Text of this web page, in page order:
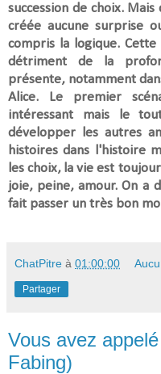
succession de choix. Mais
créée aucune surprise
compris la logique.
détriment de la
présente, notamment
Alice. Le premier
intéressant mais le
développer les autres
histoires dans l'histoire
les choix, la vie est
joie, peine, amour. On a
fait passer un très bon
ChatPitre à 01:00:00
Partager
Vous avez
Fabing)